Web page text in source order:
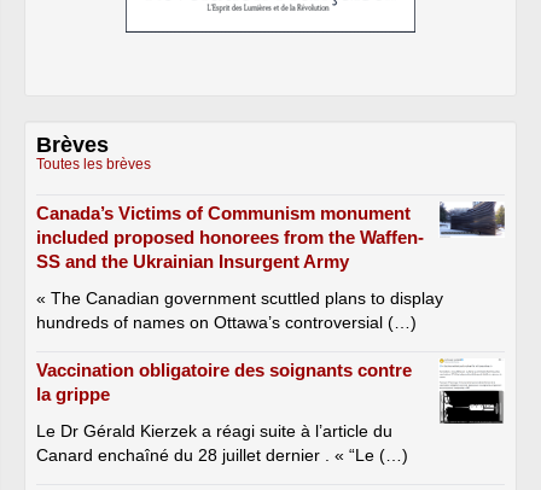
Brèves
Toutes les brèves
Canada’s Victims of Communism monument
included proposed honorees from the Waffen-
SS and the Ukrainian Insurgent Army
« The Canadian government scuttled plans to display
hundreds of names on Ottawa’s controversial (…)
Vaccination obligatoire des soignants contre
la grippe
Le Dr Gérald Kierzek a réagi suite à l’article du
Canard enchaîné du 28 juillet dernier . « “Le (…)